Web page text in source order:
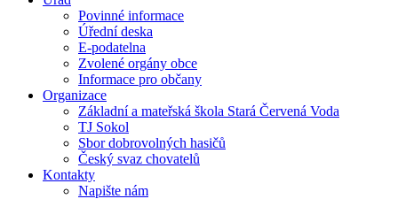
Povinné informace
Úřední deska
E-podatelna
Zvolené orgány obce
Informace pro občany
Organizace
Základní a mateřská škola Stará Červená Voda
TJ Sokol
Sbor dobrovolných hasičů
Český svaz chovatelů
Kontakty
Napište nám